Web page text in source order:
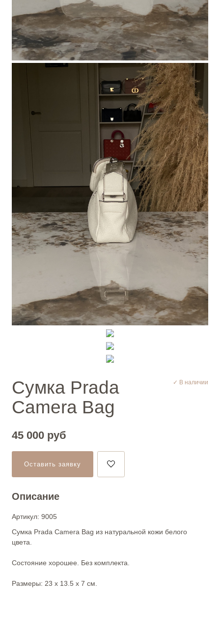
Cумка Prada
Camera Bag
✓ В наличии
45 000 руб
Оставить заявку
Описание
Артикул: 9005
Сумка Prada Camera Bag из натуральной кожи белого
цвета.
Состояние хорошее. Без комплекта.
Размеры: 23 х 13.5 х 7 см.